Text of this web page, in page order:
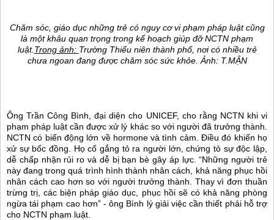
Chăm sóc, giáo dục những trẻ có nguy cơ vi phạm pháp luật cũng
là một khâu quan trọng trong kế hoạch giúp đỡ NCTN phạm
luật. Trong ảnh: Trường Thiếu niên thành phố, nơi có nhiều trẻ
chưa ngoan đang được chăm sóc sức khỏe. Ảnh: T.MẬN
Ông Trần Công Bình, đại diện cho UNICEF, cho rằng NCTN khi vi
phạm pháp luật cần được xử lý khác so với người đã trưởng thành.
NCTN có biến động lớn về hormone và tình cảm. Điều đó khiến họ
xử sự bốc đồng. Họ cố gắng tỏ ra người lớn, chứng tỏ sự độc lập,
dễ chấp nhận rủi ro và dễ bị bạn bè gây áp lực. “Những người trẻ
này đang trong quá trình hình thành nhân cách, khả năng phục hồi
nhân cách cao hơn so với người trưởng thành. Thay vì đơn thuần
trừng trị, các biện pháp giáo dục, phục hồi sẽ có khả năng phòng
ngừa tái phạm cao hơn” - ông Bình lý giải việc cần thiết phải hỗ trợ
cho NCTN phạm luật.